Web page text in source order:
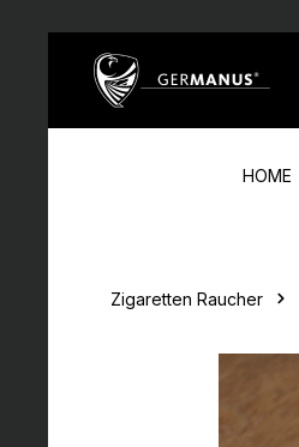
HOME
Zigaretten Raucher